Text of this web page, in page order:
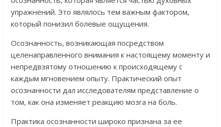
упражнений. Это являлось тем важным фактором,
который понизил болевые ощущения.
Осознанность, возникающая посредством
целенаправленного внимания к настоящему моменту и
непредвзятому отношению к происходящему с
каждым мгновением опыту. Практический опыт
осознанности дал исследователям представление о
том, как она изменяет реакцию мозга на боль.
Практика осознанности широко признана за ее